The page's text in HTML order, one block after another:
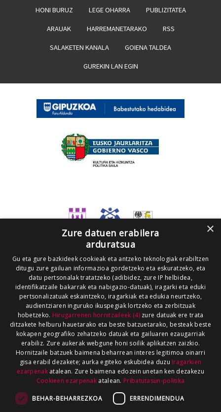
HONI BURUZ LEGE OHARRA PUBLIZITATEA
ARAUAK HARREMANETARAKO RSS
SALAKETEN KANALA GOIENA TALDEA
GUREKIN LAN EGIN
×
Zure datuen erabilera
arduratsua
Gu eta gure bazkideek cookieak eta antzeko teknologiak erabiltzen
ditugu zure gailuan informazioa gordetzeko eta eskuratzeko, eta
datu pertsonalak tratatzeko (adibidez, zure IP helbidea,
identifikatzaile bakarrak eta nabigazio-datuak), iragarki eta eduki
pertsonalizatuak eskaintzeko, iragarkiak eta edukia neurtzeko,
audientziaren inguruko ikuspegiak lortzeko eta zerbitzuak
hobetzeko. Hirugarrenen hornitzaileek (4)zure datuak ere trata
ditzakete helburu hauetarako eta beste batzuetarako, besteak beste
kokapen geografiko zehatzeko datuak eta gailuaren ezaugarriak
erabiliz. Zure aukerak webgune honi soilik aplikatzen zaizkio.
Hornitzaile batzuek baimena beharrean interes legitimoa oinarri
gisa erabil dezakete; aurka egiteko eskubidea duzu Iragarkien
ezarpenakatalean. Zure baimena edozein unetan ken dezakezu
Cookieen ezarpenak atalean. Pribatutasun-politika
BEHAR-BEHARREZKOA ERRENDIMENDUA